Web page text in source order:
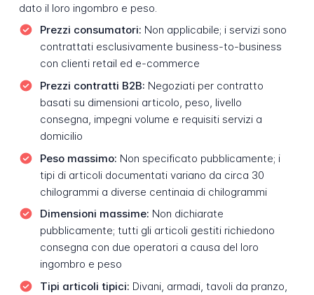
dato il loro ingombro e peso.
Prezzi consumatori: Non applicabile; i servizi sono
contrattati esclusivamente business-to-business
con clienti retail ed e-commerce
Prezzi contratti B2B: Negoziati per contratto
basati su dimensioni articolo, peso, livello
consegna, impegni volume e requisiti servizi a
domicilio
Peso massimo: Non specificato pubblicamente; i
tipi di articoli documentati variano da circa 30
chilogrammi a diverse centinaia di chilogrammi
Dimensioni massime: Non dichiarate
pubblicamente; tutti gli articoli gestiti richiedono
consegna con due operatori a causa del loro
ingombro e peso
Tipi articoli tipici: Divani, armadi, tavoli da pranzo,